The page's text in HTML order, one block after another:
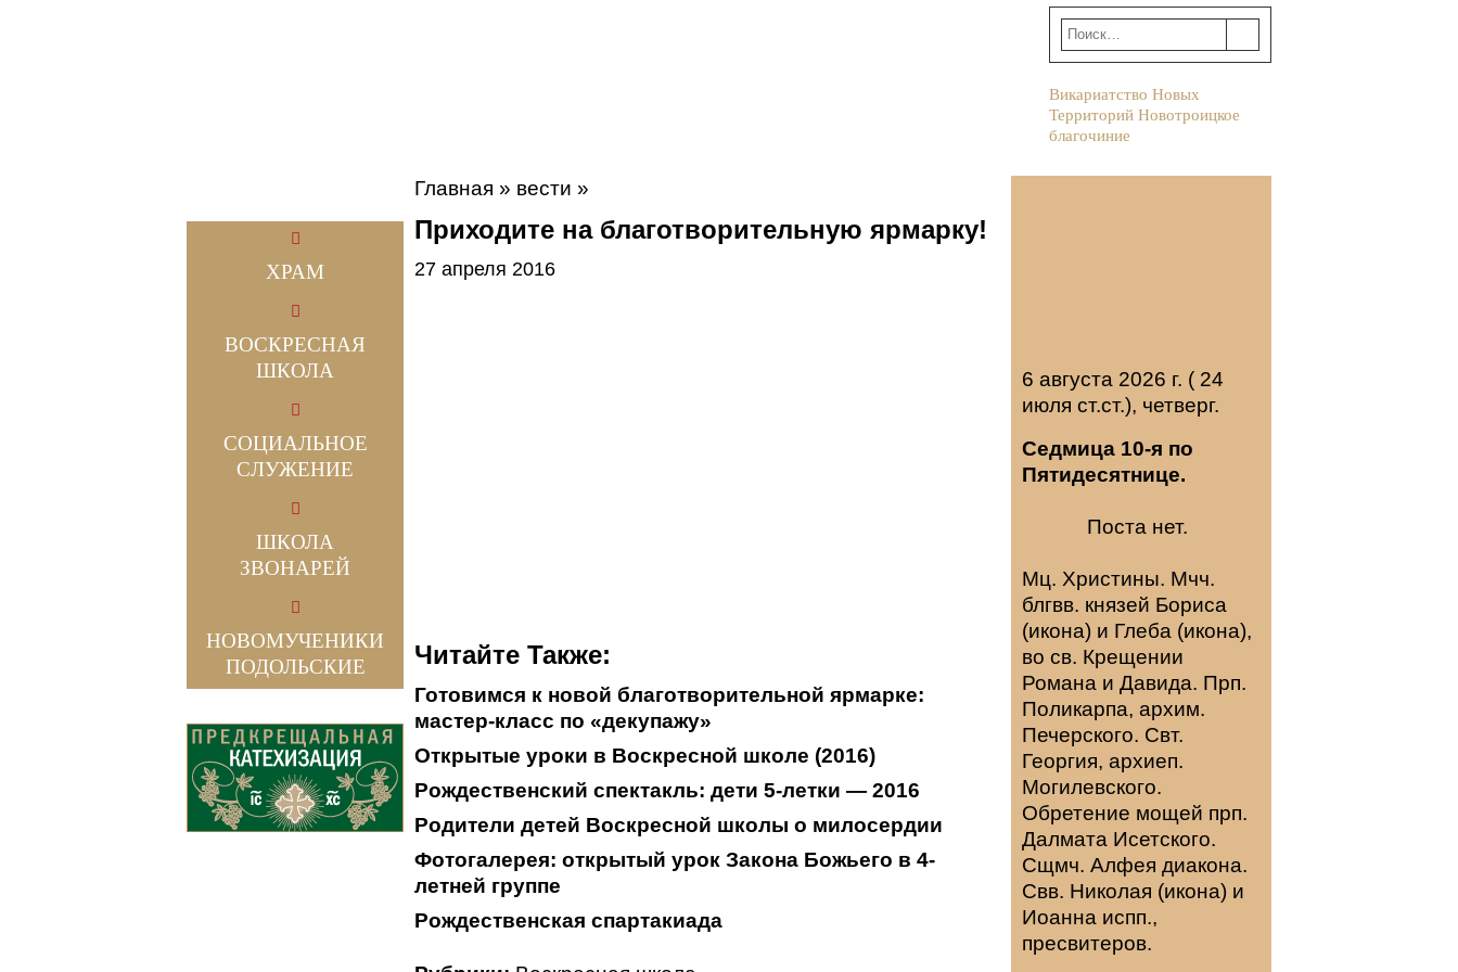
Викариатство Новых
Территорий Новотроицкое
благочиние
ХРАМ
ВОСКРЕСНАЯ
ШКОЛА
СОЦИАЛЬНОЕ
СЛУЖЕНИЕ
ШКОЛА
ЗВОНАРЕЙ
НОВОМУЧЕНИКИ
ПОДОЛЬСКИЕ
Главная » вести »
Приходите на благотворительную ярмарку!
27 апреля 2016
Читайте Также:
Готовимся к новой благотворительной ярмарке:
мастер-класс по «декупажу»
Открытые уроки в Воскресной школе (2016)
Рождественский спектакль: дети 5-летки — 2016
Родители детей Воскресной школы о милосердии
Фотогалерея: открытый урок Закона Божьего в 4-
летней группе
Рождественская спартакиада
6 августа 2026 г. ( 24
июля ст.ст.), четверг.
Седмица 10-я по
Пятидесятнице.
Поста нет.
Мц. Христины. Мчч.
блгвв. князей Бориса
(икона) и Глеба (икона),
во св. Крещении
Романа и Давида. Прп.
Поликарпа, архим.
Печерского. Свт.
Георгия, архиеп.
Могилевского.
Обретение мощей прп.
Далмата Исетского.
Сщмч. Алфея диакона.
Свв. Николая (икона) и
Иоанна испп.,
пресвитеров.